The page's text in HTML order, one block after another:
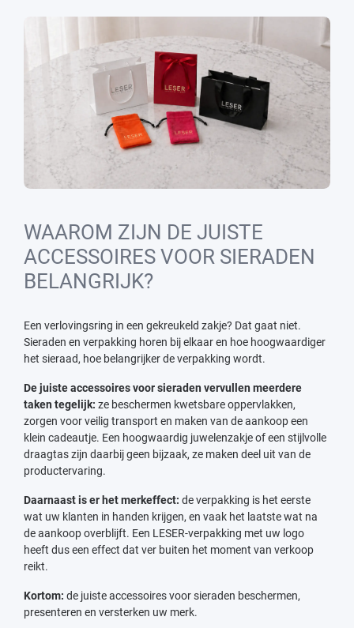
WAAROM ZIJN DE JUISTE
ACCESSOIRES VOOR SIERADEN
BELANGRIJK?
Een verlovingsring in een gekreukeld zakje? Dat gaat niet.
Sieraden en verpakking horen bij elkaar en hoe hoogwaardiger
het sieraad, hoe belangrijker de verpakking wordt.
De juiste accessoires voor sieraden vervullen meerdere
taken tegelijk: ze beschermen kwetsbare oppervlakken,
zorgen voor veilig transport en maken van de aankoop een
klein cadeautje. Een hoogwaardig juwelenzakje of een stijlvolle
draagtas zijn daarbij geen bijzaak, ze maken deel uit van de
productervaring.
Daarnaast is er het merkeffect: de verpakking is het eerste
wat uw klanten in handen krijgen, en vaak het laatste wat na
de aankoop overblijft. Een LESER-verpakking met uw logo
heeft dus een effect dat ver buiten het moment van verkoop
reikt.
Kortom: de juiste accessoires voor sieraden beschermen,
presenteren en versterken uw merk.